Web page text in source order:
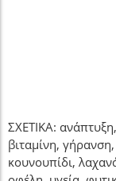
ΣΧΕΤΙΚΑ:
βιταμίνη,
κουνουπίδι,